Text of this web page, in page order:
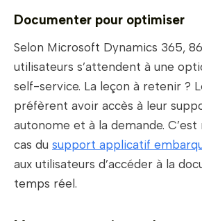
Documenter pour optimiser
Selon Microsoft Dynamics 365,
utilisateurs s’attendent à une
self-service. La leçon à retenir ?
préfèrent avoir accès à leur
autonome et à la demande.
cas du support applicatif
aux utilisateurs d’accéder à la
temps réel.